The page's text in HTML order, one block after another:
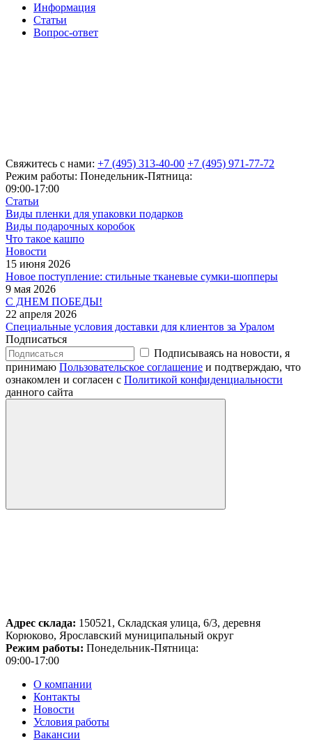
Информация
Статьи
Вопрос-ответ
Свяжитесь с нами: +7 (495) 313-40-00 +7 (495) 971-77-72
Режим работы: Понедельник-Пятница:
09:00-17:00
Статьи
Виды пленки для упаковки подарков
Виды подарочных коробок
Что такое кашпо
Новости
15 июня 2026
Новое поступление: стильные тканевые сумки-шопперы
9 мая 2026
С ДНЕМ ПОБЕДЫ!
22 апреля 2026
Специальные условия доставки для клиентов за Уралом
Подписаться
Подписываясь на новости, я
принимаю Пользовательское соглашение и подтверждаю, что
ознакомлен и согласен с Политикой конфиденциальности
данного сайта
Адрес склада: 150521, Складская улица, 6/3, деревня
Корюково, Ярославский муниципальный округ
Режим работы: Понедельник-Пятница:
09:00-17:00
О компании
Контакты
Новости
Условия работы
Вакансии